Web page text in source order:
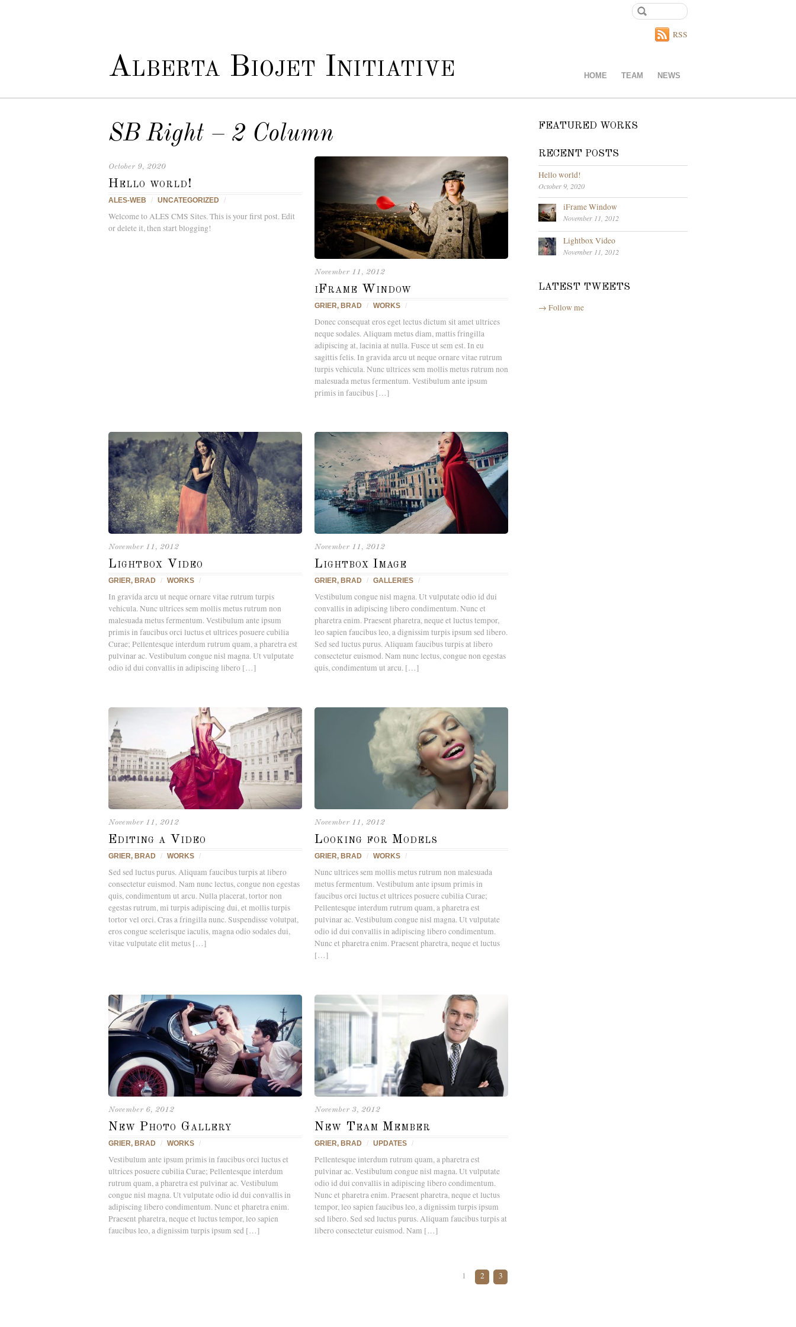
Alberta Biojet Initiative HOME TEAM NEWS
RSS
SB Right – 2 Column
October 9, 2020
Hello world!
ALES-WEB / UNCATEGORIZED /
Welcome to ALES CMS Sites. This is your first post. Edit
or delete it, then start blogging!
November 11, 2012
iFrame Window
GRIER, BRAD / WORKS /
Donec consequat eros eget lectus dictum sit amet ultrices
neque sodales. Aliquam metus diam, mattis fringilla
adipiscing at, lacinia at nulla. Fusce ut sem est. In eu
sagittis felis. In gravida arcu ut neque ornare vitae rutrum
turpis vehicula. Nunc ultrices sem mollis metus rutrum non
malesuada metus fermentum. Vestibulum ante ipsum
primis in faucibus […]
November 11, 2012
Lightbox Video
GRIER, BRAD / WORKS /
In gravida arcu ut neque ornare vitae rutrum turpis
vehicula. Nunc ultrices sem mollis metus rutrum non
malesuada metus fermentum. Vestibulum ante ipsum
primis in faucibus orci luctus et ultrices posuere cubilia
Curae; Pellentesque interdum rutrum quam, a pharetra est
pulvinar ac. Vestibulum congue nisl magna. Ut vulputate
odio id dui convallis in adipiscing libero […]
November 11, 2012
Lightbox Image
GRIER, BRAD / GALLERIES /
Vestibulum congue nisl magna. Ut vulputate odio id dui
convallis in adipiscing libero condimentum. Nunc et
pharetra enim. Praesent pharetra, neque et luctus tempor,
leo sapien faucibus leo, a dignissim turpis ipsum sed libero.
Sed sed luctus purus. Aliquam faucibus turpis at libero
consectetur euismod. Nam nunc lectus, congue non egestas
quis, condimentum ut arcu. […]
November 11, 2012
Editing a Video
GRIER, BRAD / WORKS /
Sed sed luctus purus. Aliquam faucibus turpis at libero
consectetur euismod. Nam nunc lectus, congue non egestas
quis, condimentum ut arcu. Nulla placerat, tortor non
egestas rutrum, mi turpis adipiscing dui, et mollis turpis
tortor vel orci. Cras a fringilla nunc. Suspendisse volutpat,
eros congue scelerisque iaculis, magna odio sodales dui,
vitae vulputate elit metus […]
November 11, 2012
Looking for Models
GRIER, BRAD / WORKS /
Nunc ultrices sem mollis metus rutrum non malesuada
metus fermentum. Vestibulum ante ipsum primis in
faucibus orci luctus et ultrices posuere cubilia Curae;
Pellentesque interdum rutrum quam, a pharetra est
pulvinar ac. Vestibulum congue nisl magna. Ut vulputate
odio id dui convallis in adipiscing libero condimentum.
Nunc et pharetra enim. Praesent pharetra, neque et luctus
[…]
November 6, 2012
New Photo Gallery
GRIER, BRAD / WORKS /
Vestibulum ante ipsum primis in faucibus orci luctus et
ultrices posuere cubilia Curae; Pellentesque interdum
rutrum quam, a pharetra est pulvinar ac. Vestibulum
congue nisl magna. Ut vulputate odio id dui convallis in
adipiscing libero condimentum. Nunc et pharetra enim.
Praesent pharetra, neque et luctus tempor, leo sapien
faucibus leo, a dignissim turpis ipsum sed […]
November 3, 2012
New Team Member
GRIER, BRAD / UPDATES /
Pellentesque interdum rutrum quam, a pharetra est
pulvinar ac. Vestibulum congue nisl magna. Ut vulputate
odio id dui convallis in adipiscing libero condimentum.
Nunc et pharetra enim. Praesent pharetra, neque et luctus
tempor, leo sapien faucibus leo, a dignissim turpis ipsum
sed libero. Sed sed luctus purus. Aliquam faucibus turpis at
libero consectetur euismod. Nam […]
1 2 3
FEATURED WORKS
RECENT POSTS
Hello world!
October 9, 2020
iFrame Window
November 11, 2012
Lightbox Video
November 11, 2012
LATEST TWEETS
→ Follow me